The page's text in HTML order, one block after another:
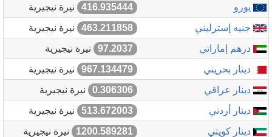
يورو
416.935444
نيرة نيجيرية
جنيه إسترليني
463.211858
نيرة نيجيرية
درهم إماراتي
97.2037
نيرة نيجيرية
دينار بحريني
967.134479
نيرة نيجيرية
دينار عراقي
0.306306
نيرة نيجيرية
دينار أردني
513.672003
نيرة نيجيرية
دينار كويتي
1200.589281
نيرة نيجيرية